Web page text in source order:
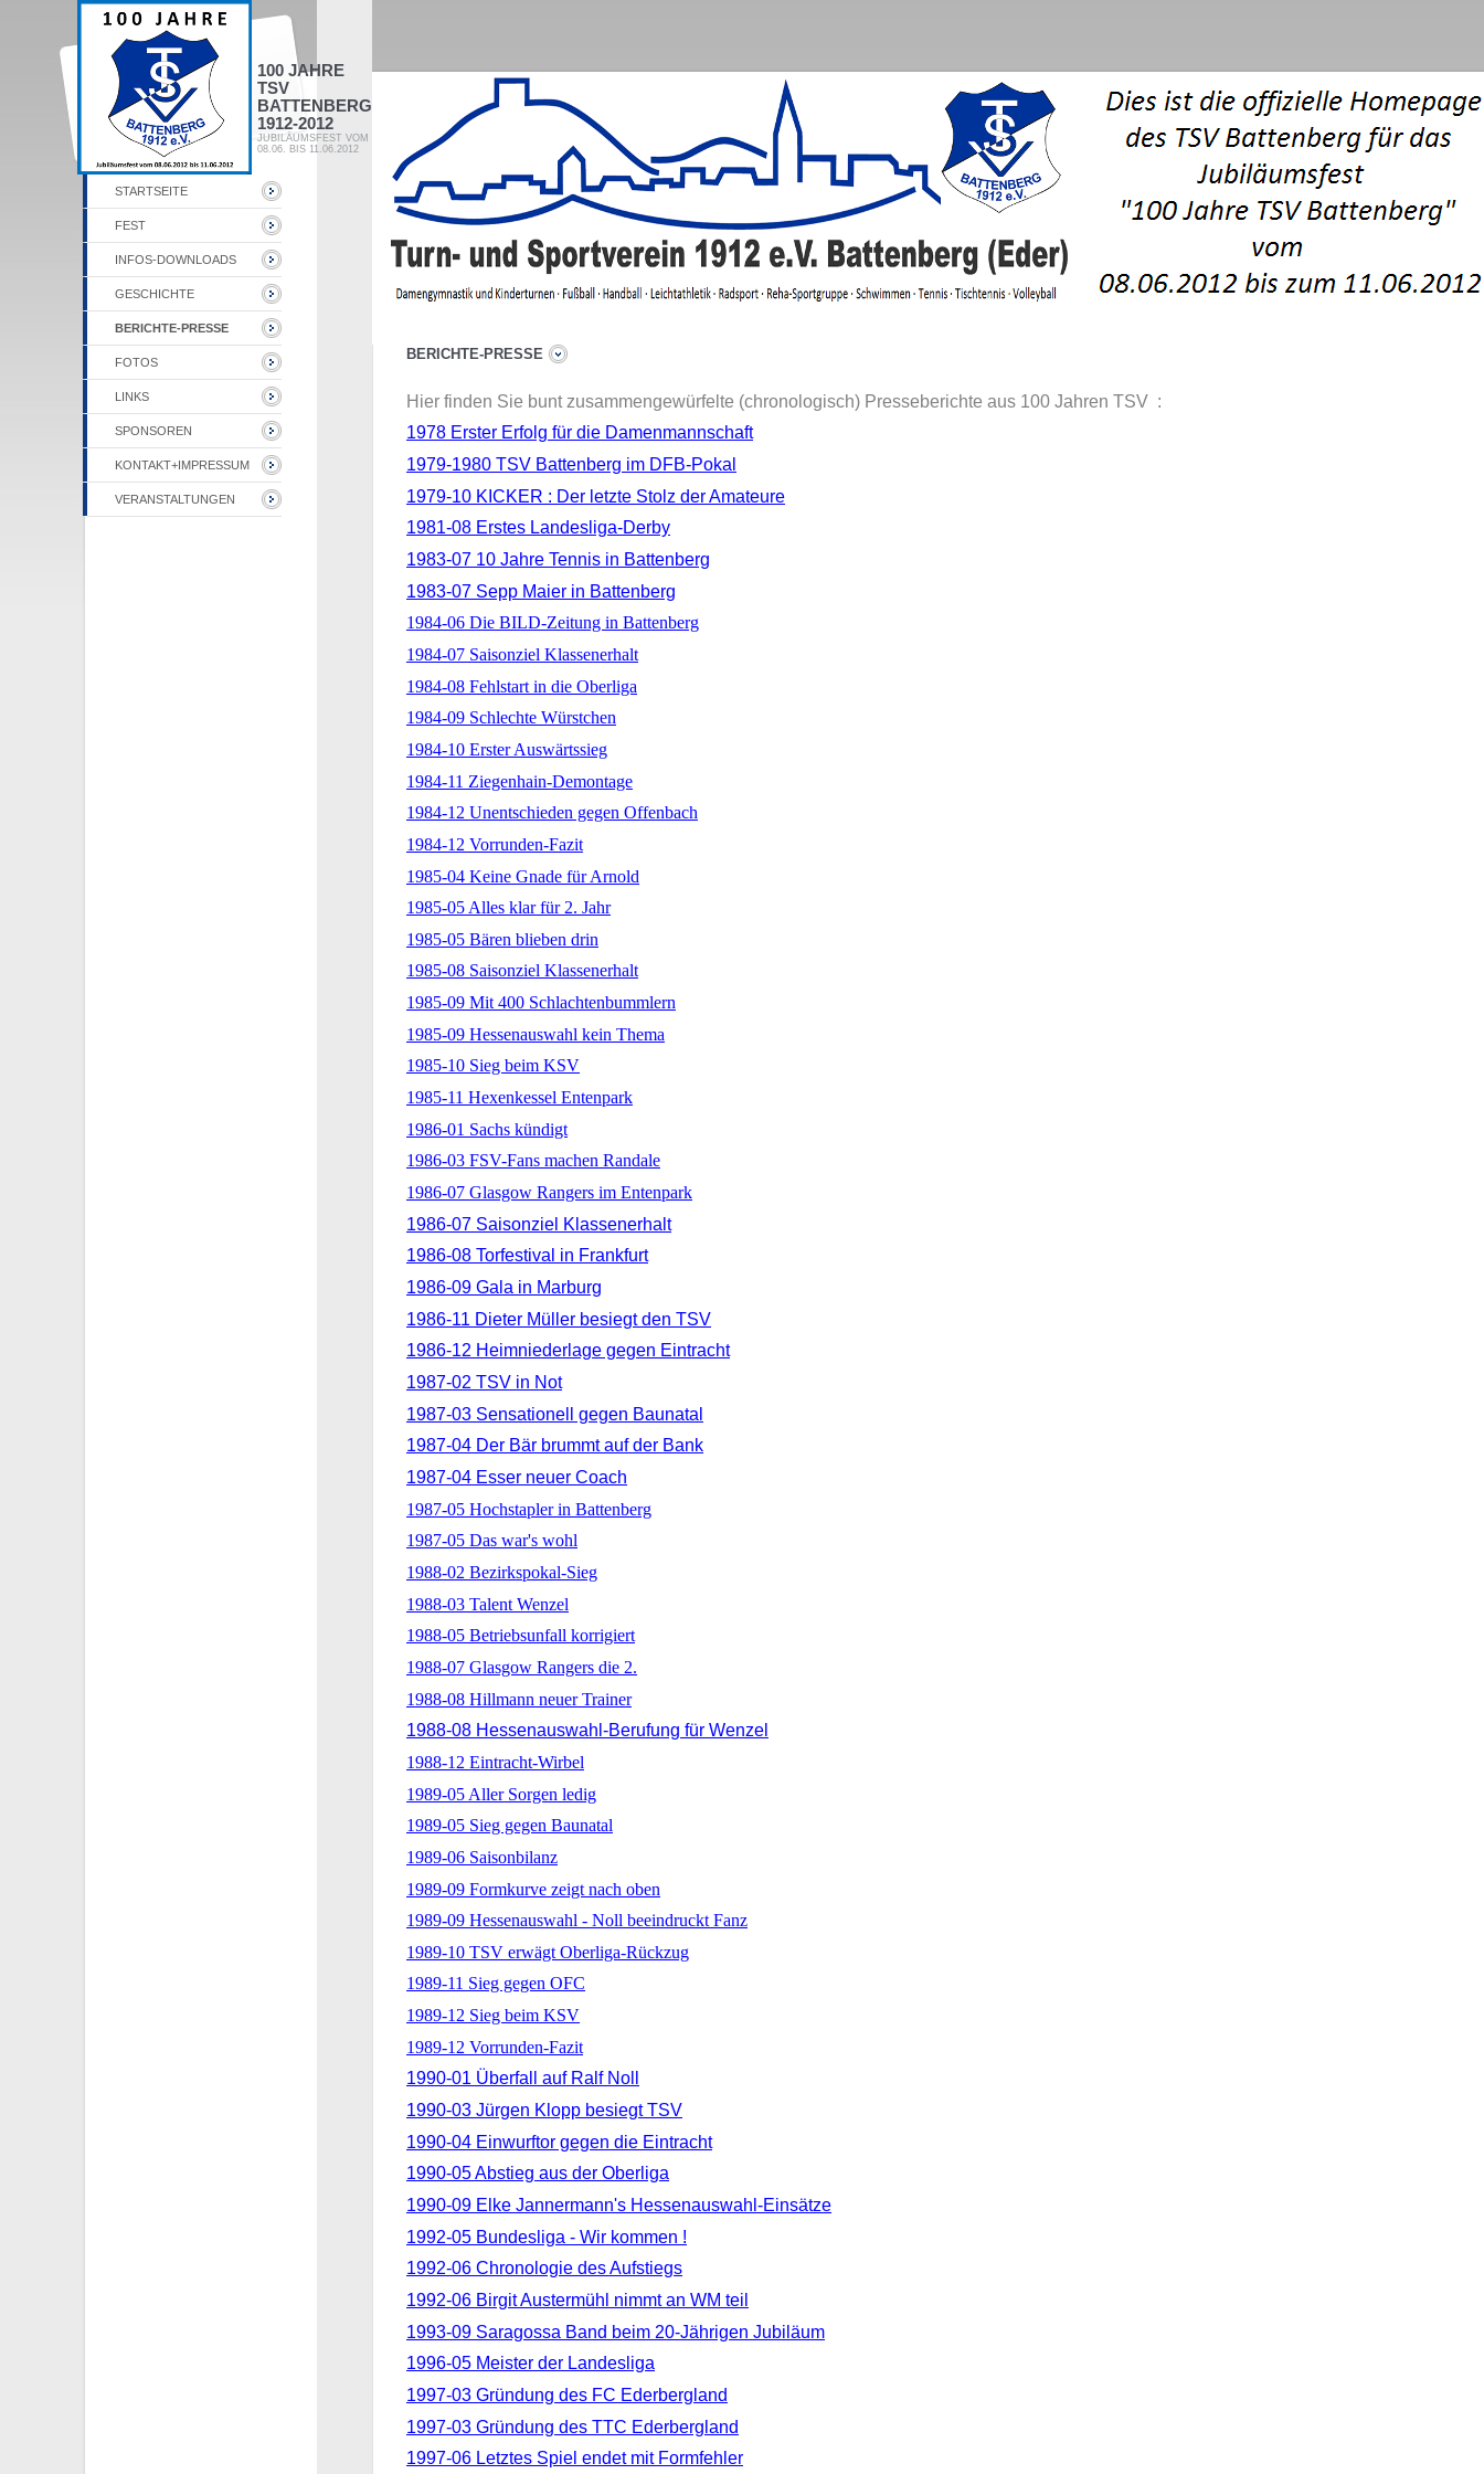
100 JAHRE
TSV
BATTENBERG
1912-2012
JUBILÄUMSFEST VOM
08.06. BIS 11.06.2012
STARTSEITE
FEST
INFOS-DOWNLOADS
GESCHICHTE
BERICHTE-PRESSE
FOTOS
LINKS
SPONSOREN
KONTAKT+IMPRESSUM
VERANSTALTUNGEN
BERICHTE-PRESSE
Hier finden Sie bunt zusammengewürfelte (chronologisch) Presseberichte aus 100 Jahren TSV :
1978 Erster Erfolg für die Damenmannschaft
1979-1980 TSV Battenberg im DFB-Pokal
1979-10 KICKER : Der letzte Stolz der Amateure
1981-08 Erstes Landesliga-Derby
1983-07 10 Jahre Tennis in Battenberg
1983-07 Sepp Maier in Battenberg
1984-06 Die BILD-Zeitung in Battenberg
1984-07 Saisonziel Klassenerhalt
1984-08 Fehlstart in die Oberliga
1984-09 Schlechte Würstchen
1984-10 Erster Auswärtssieg
1984-11 Ziegenhain-Demontage
1984-12 Unentschieden gegen Offenbach
1984-12 Vorrunden-Fazit
1985-04 Keine Gnade für Arnold
1985-05 Alles klar für 2. Jahr
1985-05 Bären blieben drin
1985-08 Saisonziel Klassenerhalt
1985-09 Mit 400 Schlachtenbummlern
1985-09 Hessenauswahl kein Thema
1985-10 Sieg beim KSV
1985-11 Hexenkessel Entenpark
1986-01 Sachs kündigt
1986-03 FSV-Fans machen Randale
1986-07 Glasgow Rangers im Entenpark
1986-07 Saisonziel Klassenerhalt
1986-08 Torfestival in Frankfurt
1986-09 Gala in Marburg
1986-11 Dieter Müller besiegt den TSV
1986-12 Heimniederlage gegen Eintracht
1987-02 TSV in Not
1987-03 Sensationell gegen Baunatal
1987-04 Der Bär brummt auf der Bank
1987-04 Esser neuer Coach
1987-05 Hochstapler in Battenberg
1987-05 Das war's wohl
1988-02 Bezirkspokal-Sieg
1988-03 Talent Wenzel
1988-05 Betriebsunfall korrigiert
1988-07 Glasgow Rangers die 2.
1988-08 Hillmann neuer Trainer
1988-08 Hessenauswahl-Berufung für Wenzel
1988-12 Eintracht-Wirbel
1989-05 Aller Sorgen ledig
1989-05 Sieg gegen Baunatal
1989-06 Saisonbilanz
1989-09 Formkurve zeigt nach oben
1989-09 Hessenauswahl - Noll beeindruckt Fanz
1989-10 TSV erwägt Oberliga-Rückzug
1989-11 Sieg gegen OFC
1989-12 Sieg beim KSV
1989-12 Vorrunden-Fazit
1990-01 Überfall auf Ralf Noll
1990-03 Jürgen Klopp besiegt TSV
1990-04 Einwurftor gegen die Eintracht
1990-05 Abstieg aus der Oberliga
1990-09 Elke Jannermann's Hessenauswahl-Einsätze
1992-05 Bundesliga - Wir kommen !
1992-06 Chronologie des Aufstiegs
1992-06 Birgit Austermühl nimmt an WM teil
1993-09 Saragossa Band beim 20-Jährigen Jubiläum
1996-05 Meister der Landesliga
1997-03 Gründung des FC Ederbergland
1997-03 Gründung des TTC Ederbergland
1997-06 Letztes Spiel endet mit Formfehler